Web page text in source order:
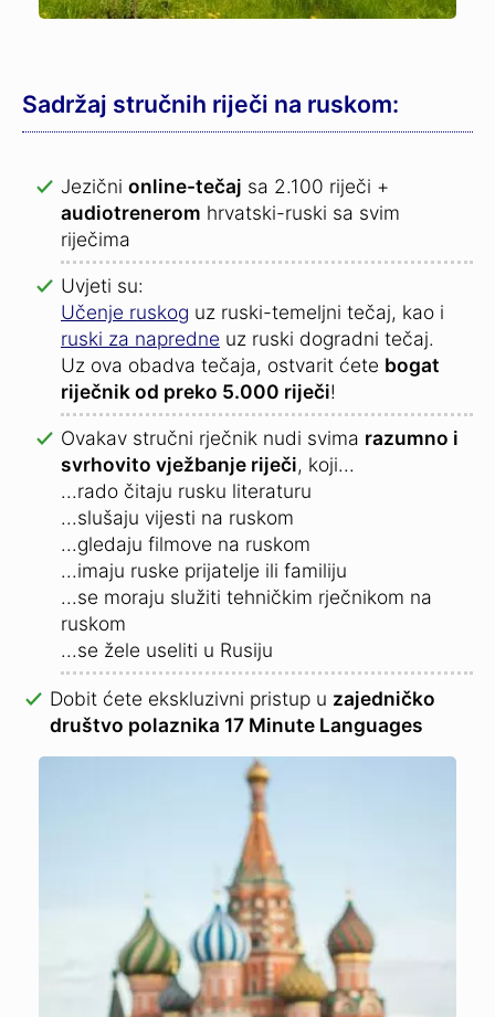
Sadržaj stručnih riječi na ruskom:
Jezični online-tečaj sa 2.100 riječi +
audiotrenerom hrvatski-ruski sa svim
riječima
Uvjeti su:
Učenje ruskog uz ruski-temeljni tečaj, kao i
ruski za napredne uz ruski dogradni tečaj.
Uz ova obadva tečaja, ostvarit ćete bogat
riječnik od preko 5.000 riječi!
Ovakav stručni rječnik nudi svima razumno i
svrhovito vježbanje riječi, koji...
...rado čitaju rusku literaturu
...slušaju vijesti na ruskom
...gledaju filmove na ruskom
...imaju ruske prijatelje ili familiju
...se moraju služiti tehničkim rječnikom na
ruskom
...se žele useliti u Rusiju
Dobit ćete ekskluzivni pristup u zajedničko
društvo polaznika 17 Minute Languages